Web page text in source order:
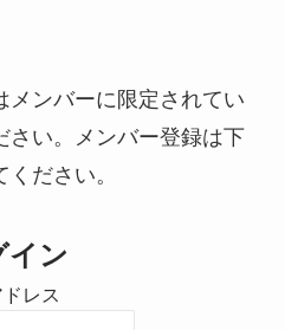
メンバーに限定されてい
さい。メンバー登録は下
ださい。
イン
レス